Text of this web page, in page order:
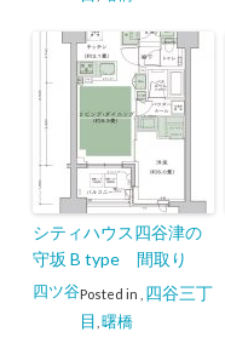
シティハウス四谷津の
守坂 B type 間取り
Posted in
四ツ谷
四谷三丁
目 曙橋